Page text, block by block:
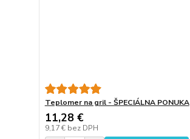
Teplomer na gril - ŠPECIÁLNA PONUKA
11,28 €
9,17 € bez DPH